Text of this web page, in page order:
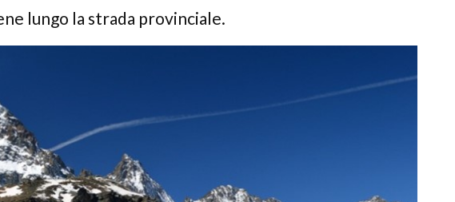
lungo la strada provinciale.